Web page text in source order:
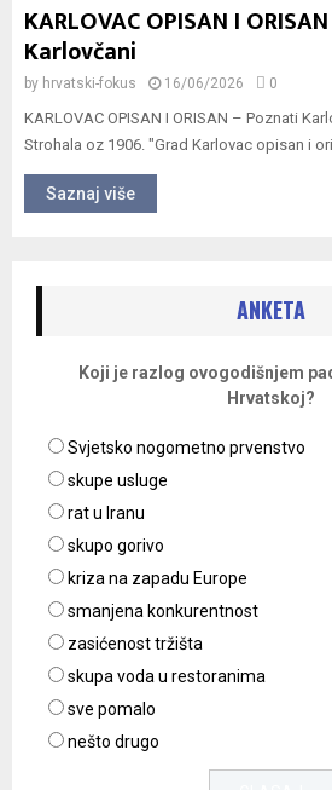
KARLOVAC OPISAN I
Karlovčani
by hrvatski-fokus 16/06/2026 0
KARLOVAC OPISAN I ORISAN – Poznati
Strohala oz 1906. "Grad Karlovac opisan i
Saznaj više
ANKETA
Koji je razlog ovogodišnjem
Hrvatskoj?
Svjetsko nogometno prvenstvo
skupe usluge
rat u Iranu
skupo gorivo
kriza na zapadu Europe
smanjena konkurentnost
zasićenost tržišta
skupa voda u restoranima
sve pomalo
nešto drugo